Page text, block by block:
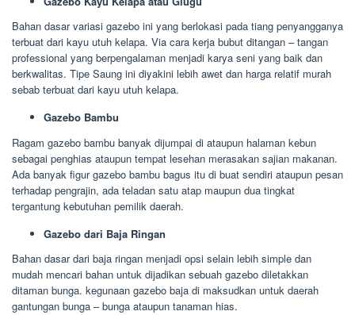
Bahan dasar variasi gazebo ini yang berlokasi pada tiang penyangganya
terbuat dari kayu utuh kelapa. Via cara kerja bubut ditangan – tangan
professional yang berpengalaman menjadi karya seni yang baik dan
berkwalitas. Tipe Saung ini diyakini lebih awet dan harga relatif murah
sebab terbuat dari kayu utuh kelapa.
Gazebo Bambu
Ragam gazebo bambu banyak dijumpai di ataupun halaman kebun
sebagai penghias ataupun tempat lesehan merasakan sajian makanan.
Ada banyak figur gazebo bambu bagus itu di buat sendiri ataupun pesan
terhadap pengrajin, ada teladan satu atap maupun dua tingkat
tergantung kebutuhan pemilik daerah.
Gazebo dari Baja Ringan
Bahan dasar dari baja ringan menjadi opsi selain lebih simple dan
mudah mencari bahan untuk dijadikan sebuah gazebo diletakkan
ditaman bunga. kegunaan gazebo baja di maksudkan untuk daerah
gantungan bunga – bunga ataupun tanaman hias.